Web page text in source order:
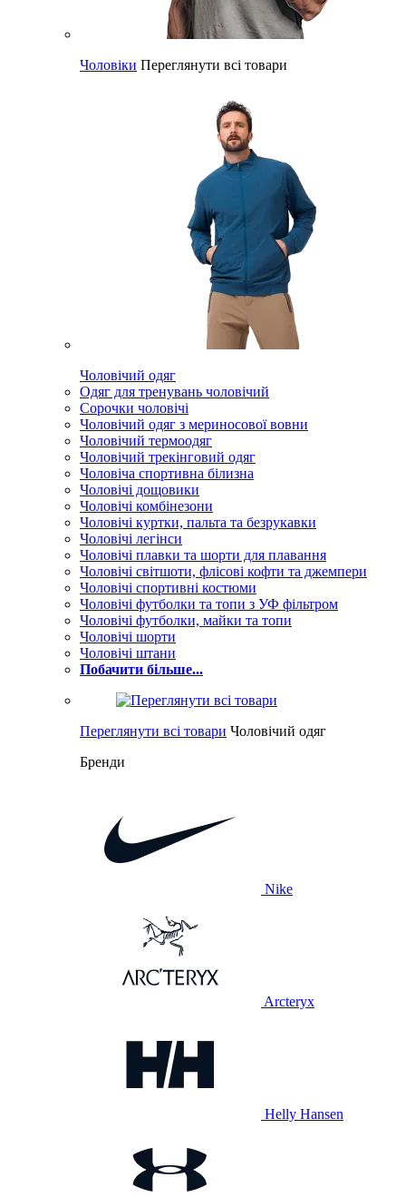
Чоловіки Переглянути всі товари
Чоловічий одяг
Одяг для тренувань чоловічий
Сорочки чоловічі
Чоловічий одяг з мериносової вовни
Чоловічий термоодяг
Чоловічий трекінговий одяг
Чоловіча спортивна білизна
Чоловічі дощовики
Чоловічі комбінезони
Чоловічі куртки, пальта та безрукавки
Чоловічі легінси
Чоловічі плавки та шорти для плавання
Чоловічі світшоти, флісові кофти та джемпери
Чоловічі спортивні костюми
Чоловічі футболки та топи з УФ фільтром
Чоловічі футболки, майки та топи
Чоловічі шорти
Чоловічі штани
Побачити більше...
Переглянути всі товари Чоловічий одяг
Бренди
Nike
Arcteryx
Helly Hansen